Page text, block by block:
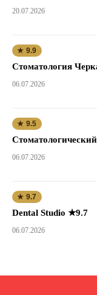
20.07.2026
★ 9.9
Стоматология
06.07.2026
★ 9.5
06.07.2026
★ 9.7
Dental Studio ★9.7
06.07.2026